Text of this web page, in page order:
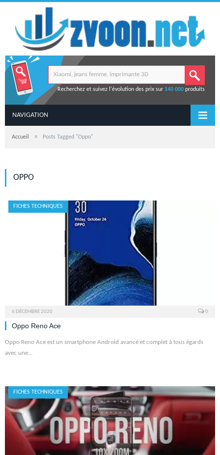
Recherchez et suivez l'évolution des prix sur 140 000produits
NAVIGATION
Accueil » Posts Tagged "Oppo"
OPPO
FICHES TECHNIQUES
6 DÉCEMBRE 2020 0
Oppo Reno Ace
Oppo Reno Ace est un smartphone Android avancé et complet à tous égards
avec une…
FICHES TECHNIQUES